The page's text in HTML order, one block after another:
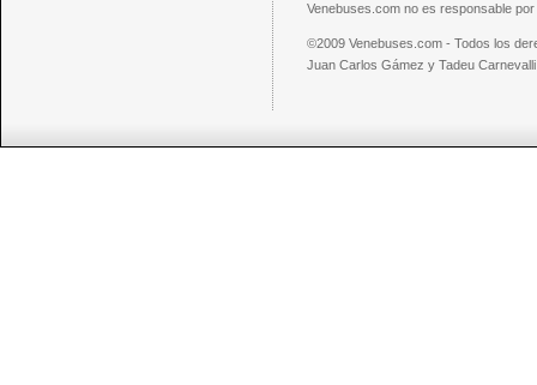
Venebuses.com no es responsable
©2009 Venebuses.com - Todos los
Juan Carlos Gámez y Tadeu Carnevalli